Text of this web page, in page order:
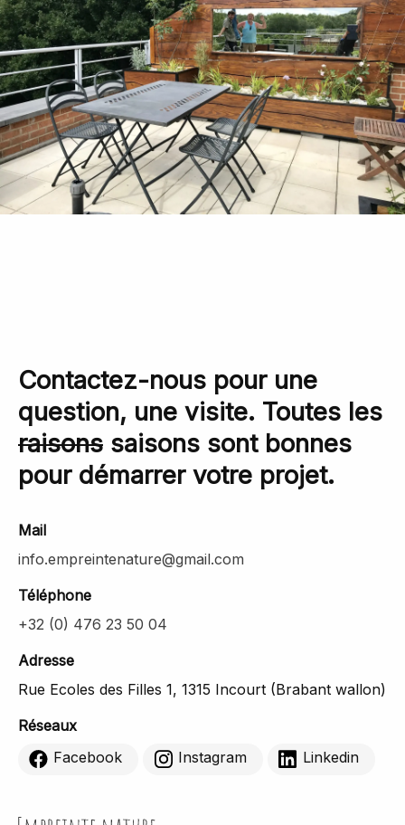
Contactez-nous pour une
question, une visite. Toutes les
raisons saisons sont bonnes
pour démarrer votre projet.
Mail
info.empreintenature@gmail.com
Téléphone
+32 (0) 476 23 50 04
Adresse
Rue Ecoles des Filles 1, 1315 Incourt (Brabant wallon)
Réseaux
Facebook
Instagram Linkedin